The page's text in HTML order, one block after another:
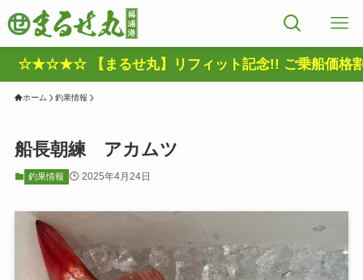
【まるせ丸】リフィット記念!! ご乗船価格割引き
ホーム 釣果情報
船長朝練 アカムツ
釣果情報 2025年4月24日